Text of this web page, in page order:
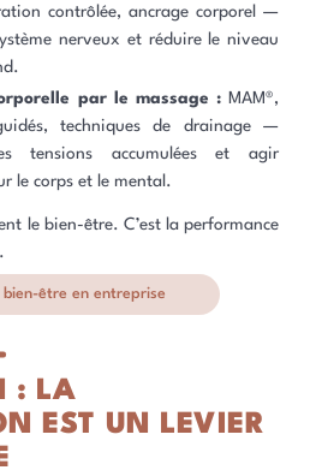
contrôlée, ancrage corporel —
nerveux et réduire le niveau
par le massage :MAM®,
techniques de drainage —
tensions accumulées et agir
le corps et le mental.
le bien-être. C’est la performance
bien-être en entreprise
: LA
EST UN LEVIER